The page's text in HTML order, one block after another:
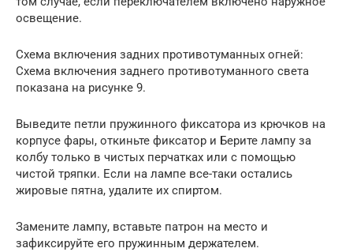
освещение.
Схема включения задних противотуманных огней:
Схема включения заднего противотуманного света
показана на рисунке 9.
Выведите петли пружинного фиксатора из крючков на
корпусе фары, откиньте фиксатор и Берите лампу за
колбу только в чистых перчатках или с помощью
чистой тряпки. Если на лампе все-таки остались
жировые пятна, удалите их спиртом.
Замените лампу, вставьте патрон на место и
зафиксируйте его пружинным держателем.